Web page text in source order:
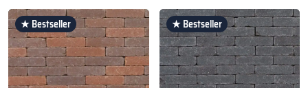
★ Bestseller ★ Bestseller